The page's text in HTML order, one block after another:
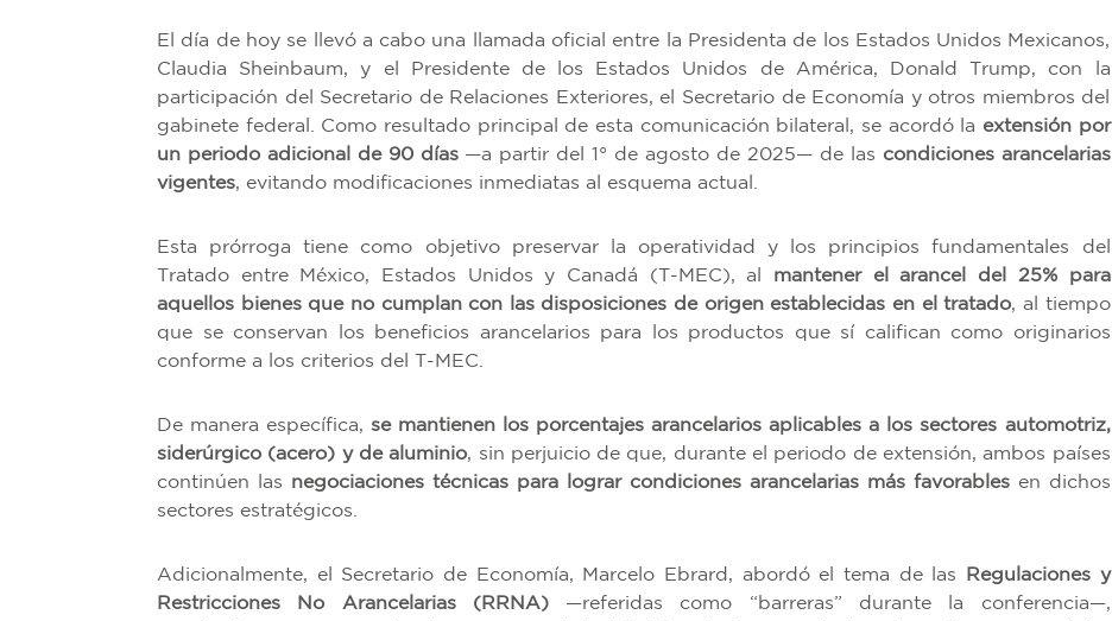
El día de hoy se llevó a cabo una llamada oficial entre la Presidenta de los Estados Unidos Mexicanos,
Claudia Sheinbaum, y el Presidente de los Estados Unidos de América, Donald Trump, con la
participación del Secretario de Relaciones Exteriores, el Secretario de Economía y otros miembros del
gabinete federal. Como resultado principal de esta comunicación bilateral, se acordó la extensión por
un periodo adicional de 90 días—a partir del 1° de agosto de 2025— de las condiciones arancelarias
vigentes, evitando modificaciones inmediatas al esquema actual.
Esta prórroga tiene como objetivo preservar la operatividad y los principios fundamentales del
Tratado entre México, Estados Unidos y Canadá (T-MEC), al mantener el arancel del 25% para
aquellos bienes que no cumplan con las disposiciones de origen establecidas en el tratado, al tiempo
que se conservan los beneficios arancelarios para los productos que sí califican como originarios
conforme a los criterios del T-MEC.
De manera específica,se mantienen los porcentajes arancelarios aplicables a los sectores automotriz,
siderúrgico (acero) y de aluminio, sin perjuicio de que, durante el periodo de extensión, ambos países
continúen las negociaciones técnicas para lograr condiciones arancelarias más favorables en dichos
sectores estratégicos.
Adicionalmente, el Secretario de Economía, Marcelo Ebrard, abordó el tema de las
Regulaciones y
Restricciones No Arancelarias (RRNA)—referidas como “barreras” durante la conferencia—,